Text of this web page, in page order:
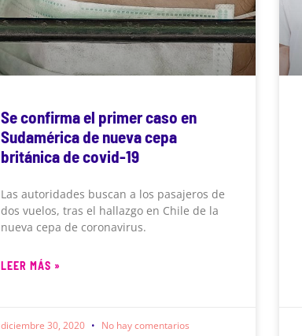
Se confirma el primer caso en
Sudamérica de nueva cepa
británica de covid-19
Las autoridades buscan a los pasajeros de
dos vuelos, tras el hallazgo en Chile de la
nueva cepa de coronavirus.
LEER MÁS »
diciembre 30, 2020 No hay comentarios